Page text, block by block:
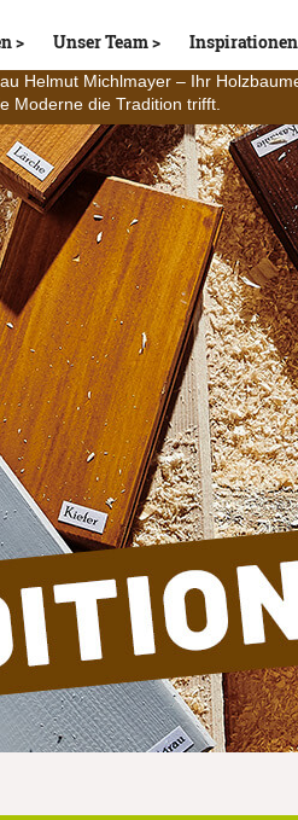
Unser Team Inspirationen
Helmut Michlmayer – Ihr
Moderne die Tradition trifft.